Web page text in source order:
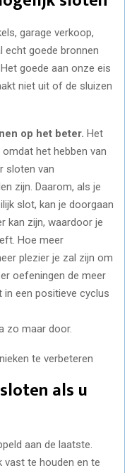
garage verkoop,
echt goede bronnen
goede aan onze eis
niet uit of de sluizen
op het beter. Het
het hebben van
sloten van
zijn. Daarom, als je
slot, kan je doorgaan
kan zijn, waardoor je
Hoe meer
plezier je zal zijn om
oefeningen de meer
in een positieve cyclus
zo maar door.
als u
aan de laatste.
vast te houden en te